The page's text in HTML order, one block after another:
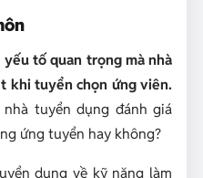
tố quan trọng mà nhà
khi tuyển chọn ứng viên.
tuyển dụng đánh giá
ứng tuyển hay không?
dụng về kỹ năng làm